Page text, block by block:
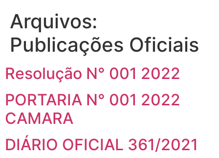
Arquivos:
Publicações Oficiais
Resolução N° 001 2022
PORTARIA N° 001 2022
CAMARA
DIÁRIO OFICIAL 361/2021